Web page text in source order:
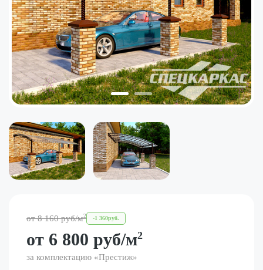
от8 160 руб/м2 -1 360руб.
от 6 800 руб/м2
за комплектацию «Престиж»